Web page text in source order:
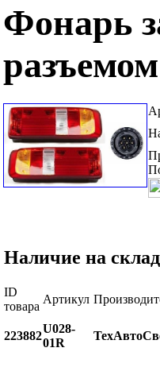
Фонарь
Наличие на
ID
товара
Артикул
223882
U028-
01R